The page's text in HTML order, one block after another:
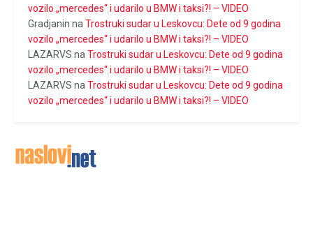
vozilo „mercedes“ i udarilo u BMW i taksi?! – VIDEO
Gradjanin naTrostruki sudar u Leskovcu: Dete od 9 godina
vozilo „mercedes“ i udarilo u BMW i taksi?! – VIDEO
LAZARVS naTrostruki sudar u Leskovcu: Dete od 9 godina
vozilo „mercedes“ i udarilo u BMW i taksi?! – VIDEO
LAZARVS naTrostruki sudar u Leskovcu: Dete od 9 godina
vozilo „mercedes“ i udarilo u BMW i taksi?! – VIDEO